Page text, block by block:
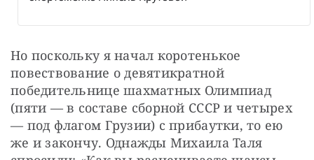
Но поскольку я начал коротенькое
повествование о девятикратной
победительнице шахматных Олимпиад
(пяти — в составе сборной СССР и четырех
— под флагом Грузии) с прибаутки, то ею
же и закончу. Однажды Михаила Таля